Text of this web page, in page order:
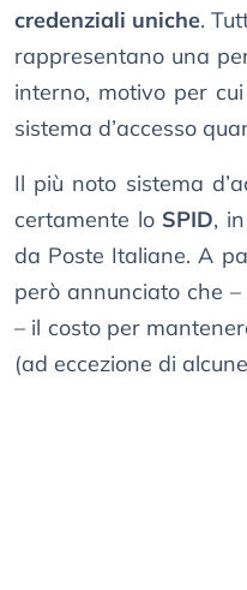
credenziali uniche.
rappresentano una
interno, motivo per
sistema d’accesso
Il più noto sistema
certamente lo SPID,
da Poste Italiane. A
però annunciato che
– il costo per
(ad eccezione di